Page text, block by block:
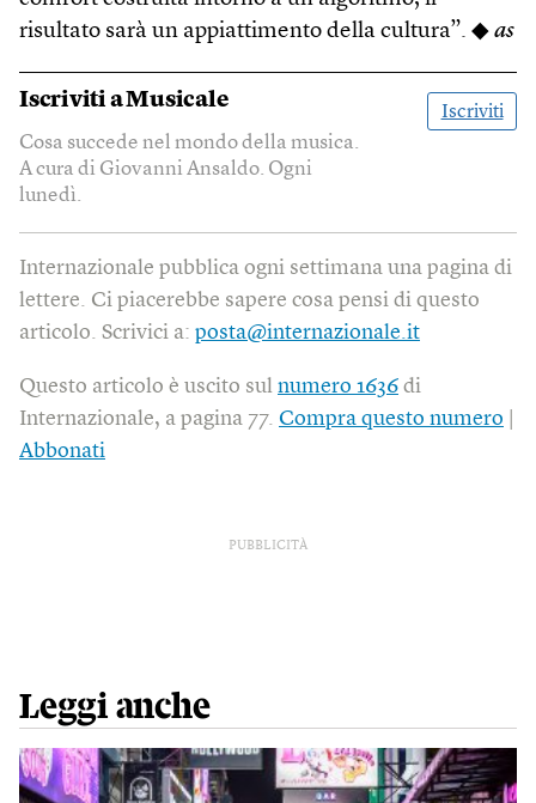
risultato sarà un appiattimento della cultura”. ◆ as
Iscriviti aMusicale
Iscriviti
Cosa succede nel mondo della musica.
A cura di Giovanni Ansaldo. Ogni
lunedì.
Internazionale pubblica ogni settimana una pagina di
lettere. Ci piacerebbe sapere cosa pensi di questo
articolo. Scrivici a: posta@internazionale.it
Questo articolo è uscito sul numero 1636 di
Internazionale, a pagina 77. Compra questo numero
Abbonati
PUBBLICITÀ
Leggi anche